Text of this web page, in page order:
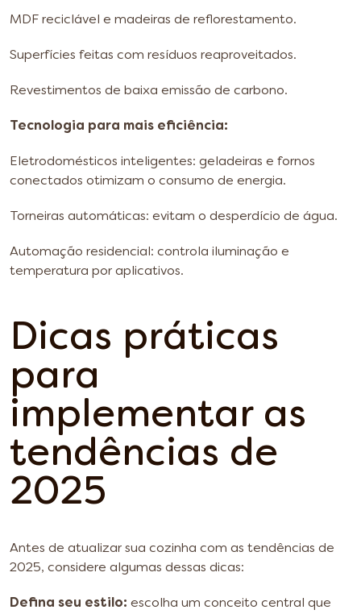
MDF reciclável e madeiras de reflorestamento.
Superfícies feitas com resíduos reaproveitados.
Revestimentos de baixa emissão de carbono.
Tecnologia para mais eficiência:
Eletrodomésticos inteligentes: geladeiras e fornos
conectados otimizam o consumo de energia.
Torneiras automáticas: evitam o desperdício de água.
Automação residencial: controla iluminação e
temperatura por aplicativos.
Dicas práticas
para
implementar as
tendências de
2025
Antes de atualizar sua cozinha com as tendências de
2025, considere algumas dessas dicas:
Defina seu estilo: escolha um conceito central que